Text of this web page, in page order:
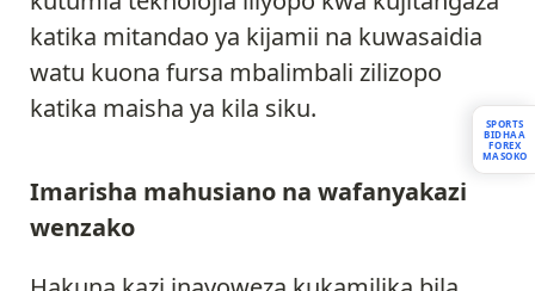
katika mitandao ya kijamii na kuwasaidia
watu kuona fursa mbalimbali zilizopo
katika maisha ya kila siku.
Imarisha mahusiano na wafanyakazi
wenzako
SPORTS
BIDHAA
FOREX
MASOKO